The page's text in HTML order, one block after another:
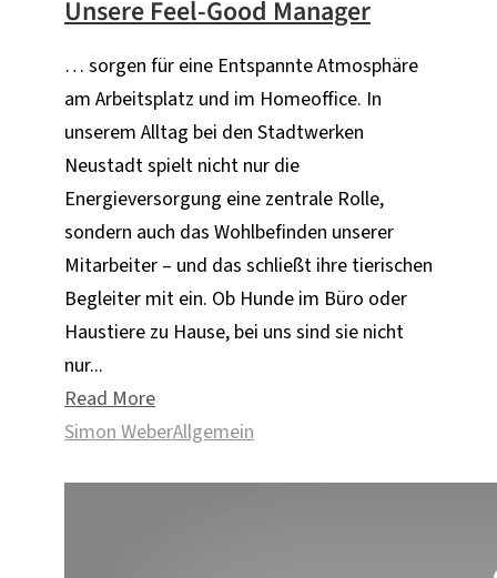
Unsere Feel-Good Manager
… sorgen für eine Entspannte Atmosphäre
am Arbeitsplatz und im Homeoffice. In
unserem Alltag bei den Stadtwerken
Neustadt spielt nicht nur die
Energieversorgung eine zentrale Rolle,
sondern auch das Wohlbefinden unserer
Mitarbeiter – und das schließt ihre tierischen
Begleiter mit ein. Ob Hunde im Büro oder
Haustiere zu Hause, bei uns sind sie nicht
nur...
Read More
Simon WeberAllgemein